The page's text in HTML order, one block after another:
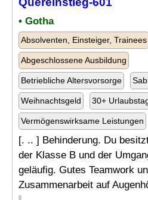
• Gotha
Absolventen, Einsteiger, Trainees
Abgeschlossene Ausbildung
Betriebliche Altersvorsorge
Weihnachtsgeld 30+
Vermögenswirksame Leistungen
[. .. ] Behinderung. Du
der Klasse B und der
geläufig. Gutes Teamwork
Zusammenarbeit auf